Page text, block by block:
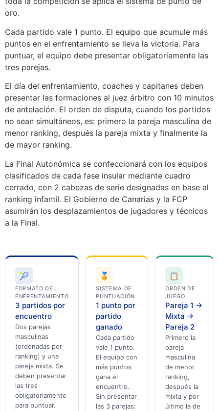
oro.
Cada partido vale 1 punto. El equipo que acumule más
puntos en el enfrentamiento se lleva la victoria. Para
puntuar, el equipo debe presentar obligatoriamente las
tres parejas.
El día del enfrentamiento, coaches y capitanes deben
presentar las formaciones al juez árbitro con 10 minutos
de antelación. El orden de disputa, cuando los partidos
no sean simultáneos, es: primero la pareja masculina de
menor ranking, después la pareja mixta y finalmente la
de mayor ranking.
La Final Autonómica se confeccionará con los equipos
clasificados de cada fase insular mediante cuadro
cerrado, con 2 cabezas de serie designadas en base al
ranking infantil. El Gobierno de Canarias y la FCP
asumirán los desplazamientos de jugadores y técnicos
a la Final.
🎾
FORMATO DEL
ENFRENTAMIENTO
3 partidos por
encuentro
Dos parejas
masculinas
(ordenadas por
ranking) y una
pareja mixta. Se
deben presentar
las tres
obligatoriamente
para puntuar.
🏅
SISTEMA DE
PUNTUACIÓN
1 punto por
partido
ganado
Cada partido
vale 1 punto.
El equipo con
más puntos
gana el
encuentro.
Sin presentar
las 3 parejas:
📋
ORDEN DE
JUEGO
Pareja 1 →
Mixta →
Pareja 2
Primero la
pareja
masculina
de menor
ranking,
después la
mixta y por
último la de